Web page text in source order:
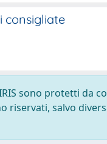
consigliate
sono protetti da
riservati, salvo